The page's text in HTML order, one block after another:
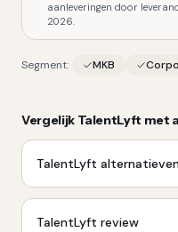
aanleveringen door
2026.
Segment: MKB
Vergelijk TalentLyft met
TalentLyft
TalentLyft review